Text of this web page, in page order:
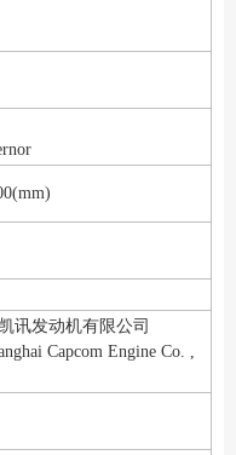
讯发动机有限公司
Capcom Engine Co. ,